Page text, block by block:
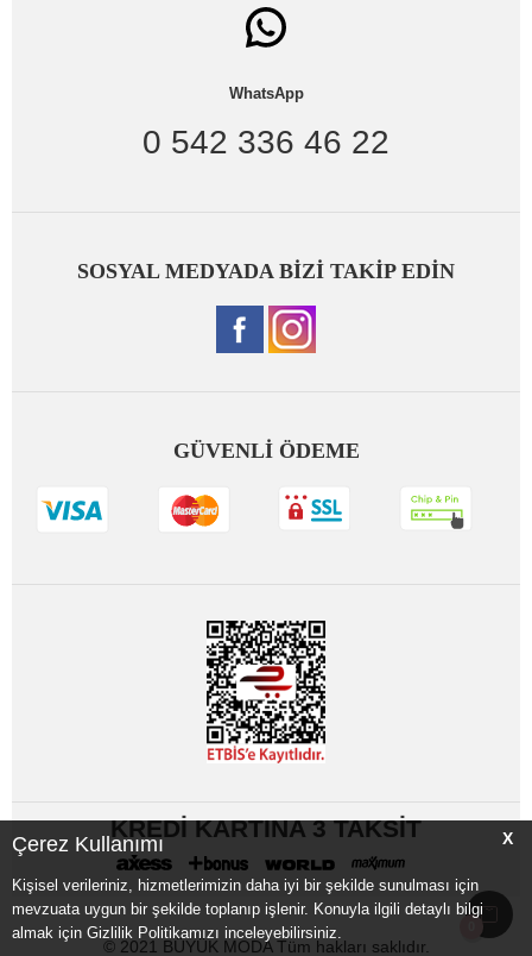
X
Çerez Kullanımı
Kişisel verileriniz, hizmetlerimizin daha iyi bir şekilde sunulması için
mevzuata uygun bir şekilde toplanıp işlenir. Konuyla ilgili detaylı bilgi
almak için Gizlilik Politikamızı inceleyebilirsiniz.
WhatsApp
0 542 336 46 22
SOSYAL MEDYADA BİZİ TAKİP EDİN
GÜVENLİ ÖDEME
KREDİ KARTINA 3 TAKSİT
© 2021 BÜYÜK MODA Tüm hakları saklıdır.